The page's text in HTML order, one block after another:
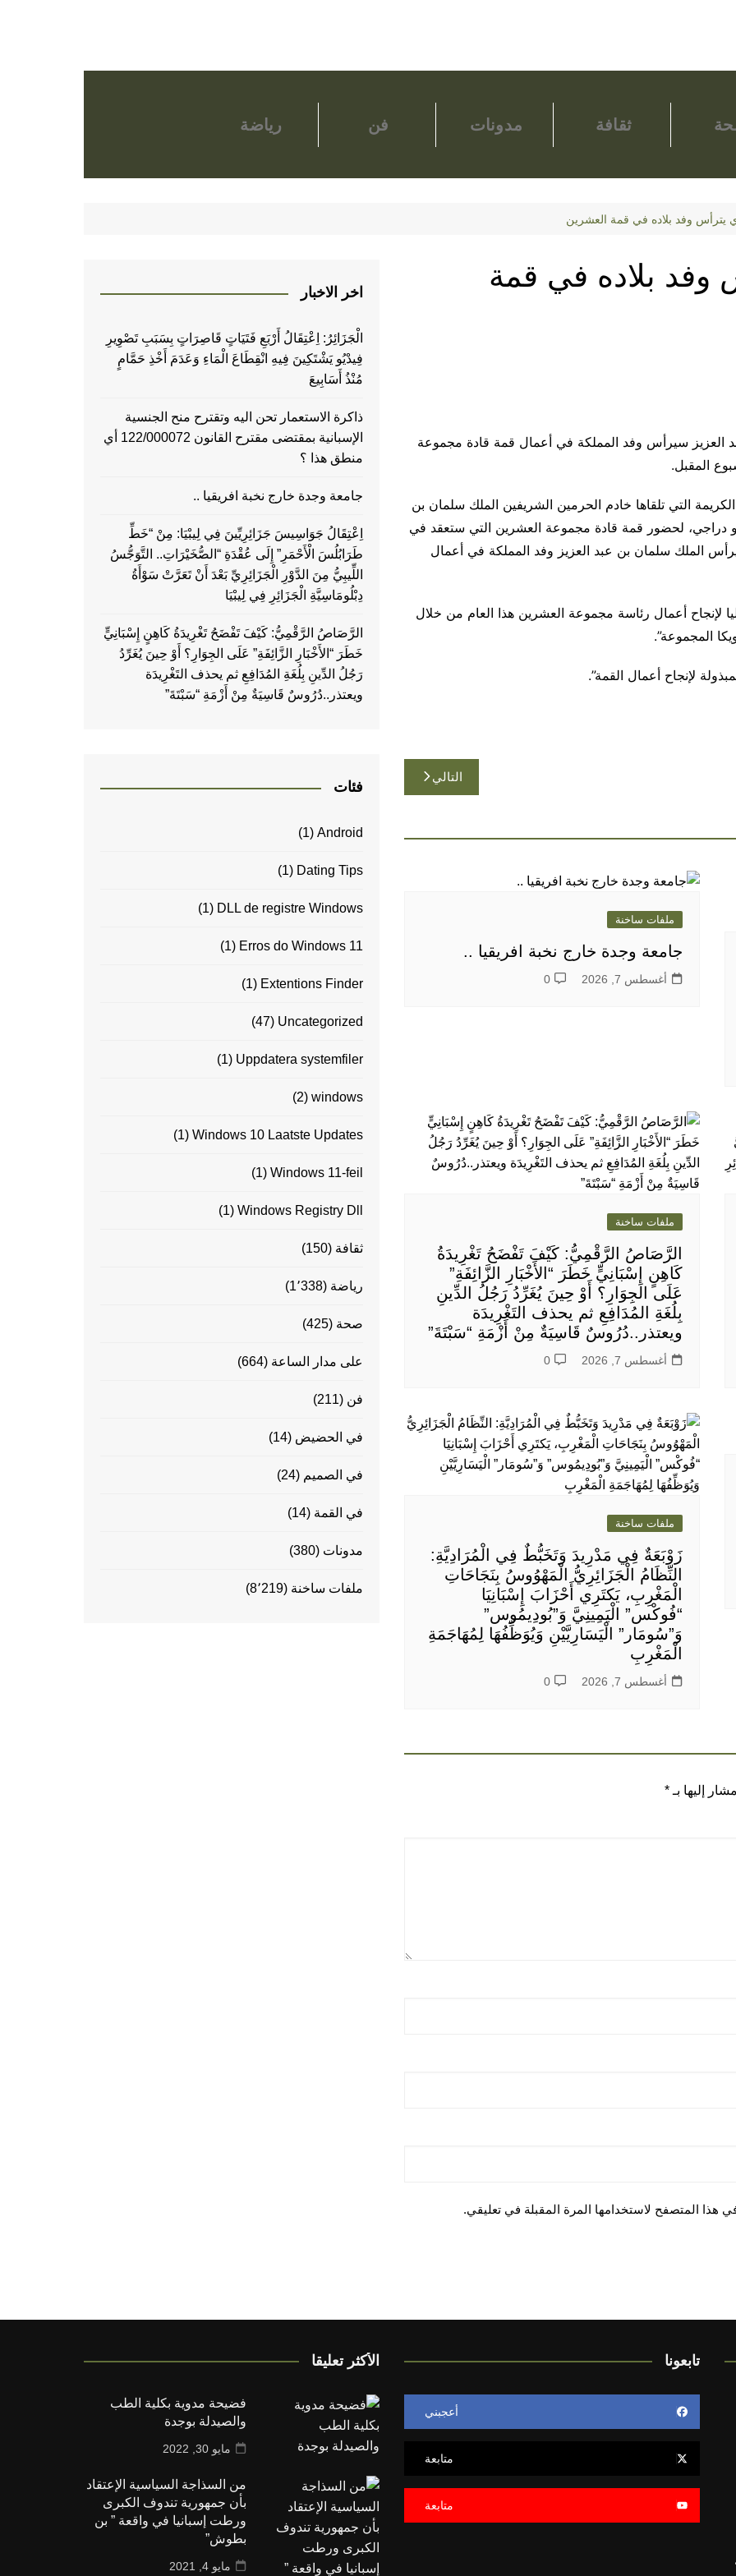
ثقافة مدونات فن رياضة
يترأس وفد بلاده في قمة العشرين
وفد بلاده في قمة
العزيز سيرأس وفد المملكة في أعمال قمة قادة مجموعة
المقبل.
التي تلقاها خادم الحرمين الشريفين الملك سلمان بن
دراجي، لحضور قمة قادة مجموعة العشرين التي ستعقد في
أكتوبر، فقد تقرر أن يرأس الملك سلمان بن عبد العزيز وفد المملكة في أعمال
لإنجاح أعمال رئاسة مجموعة العشرين هذا العام من خلال
المجموعة”.
لإنجاح أعمال القمة”.
التالي
ملفات ساخنة
جامعة وجدة خارج نخبة افريقيا ..
أغسطس 7, 2026 0
ملفات ساخنة
الرَّصَاصُ الرَّقْمِيُّ: كَيْفَ تَفْضَحُ تَغْرِيدَةُ
كَاهِنٍ إِسْبَانِيٍّ خَطَرَ “الأَخْبَارِ الزَّائِفَةِ”
عَلَى الجِوَارِ؟ أَوْ حِينَ يُغَرِّدُ رَجُلُ الدِّينِ
بِلُغَةِ المُدَافِعِ ثم يحذف التَغْرِيدَة
ويعتذر..دُرُوسٌ قَاسِيَةٌ مِنْ أَزْمَةِ “سَبْتَةَ”
أغسطس 7, 2026 0
ملفات ساخنة
زَوْبَعَةٌ فِي مَدْرِيدَ وَتَخَبُّطٌ فِي الْمُرَادِيَّةِ:
النِّظَامُ الْجَزَائِرِيُّ الْمَهْوُوسُ بِنَجَاحَاتِ
الْمَغْرِبِ، يَكتَرِي أَحْزَابَ إِسْبَانِيَا
“فُوكْس” الْيَمِينِيَّ وَ”بُودِيمُوس”
وَ”سُومَار” الْيَسَارِيَّيْنِ وَيُوَظِّفُهَا لِمُهَاجَمَةِ
الْمَغْرِبِ
أغسطس 7, 2026 0
إليها بـ *
هذا المتصفح لاستخدامها المرة المقبلة في تعليقي.
اخر الاخبار
الْجَزَائِرُ: اِعْتِقَالُ أَرْبَعِ فَتَيَاتٍ قَاصِرَاتٍ بِسَبَبِ تَصْوِيرِ
فِيدْيُو يَشْتَكِينَ فِيهِ انْقِطَاعَ الْمَاءِ وَعَدَمَ أَخْذِ حَمَّامٍ
مُنْذُ أَسَابِيعَ
ذاكرة الاستعمار تحن اليه وتقترح منح الجنسية
الإسبانية بمقتضى مقترح القانون 122/000072 أي
منطق هذا ؟
جامعة وجدة خارج نخبة افريقيا ..
اِعْتِقَالُ جَوَاسِيسَ جَزَائِرِيِّينَ فِي لِيبْيَا: مِنْ “خَطِّ
طَرَابُلُسَ الْأَحْمَرِ” إِلَى عُقْدَةِ “الصُّخَيْرَاتِ.. التَّوَجُّسُ
اللِّيبِيُّ مِنَ الدَّوْرِ الْجَزَائِرِيِّ بَعْدَ أَنْ تَعَرَّتْ سَوْأَةُ
دِبْلُومَاسِيَّةِ الْجَزَائِرِ فِي لِيبْيَا
الرَّصَاصُ الرَّقْمِيُّ: كَيْفَ تَفْضَحُ تَغْرِيدَةُ كَاهِنٍ إِسْبَانِيٍّ
خَطَرَ “الأَخْبَارِ الزَّائِفَةِ” عَلَى الجِوَارِ؟ أَوْ حِينَ يُغَرِّدُ
رَجُلُ الدِّينِ بِلُغَةِ المُدَافِعِ ثم يحذف التَغْرِيدَة
ويعتذر..دُرُوسٌ قَاسِيَةٌ مِنْ أَزْمَةِ “سَبْتَةَ”
فئات
Android
(1)
Dating Tips
(1)
DLL de registre Windows
(1)
Erros do Windows 11
(1)
Extentions Finder
(1)
Uncategorized
(47)
Uppdatera systemfiler
(1)
windows
(2)
Windows 10 Laatste Updates
(1)
Windows 11-feil
(1)
Windows Registry Dll
(1)
ثقافة (150)
رياضة (1٬338)
صحة (425)
على مدار الساعة (664)
فن (211)
في الحضيض (14)
في الصميم (24)
في القمة (14)
مدونات (380)
ملفات ساخنة (8٬219)
تابعونا
أعجبني
متابعة
متابعة
الأكثر تعليقا
فضيحة مدوية بكلية الطب
والصيدلة بوجدة
مايو 30, 2022
من السذاجة السياسية الإعتقاد
بأن جمهورية تندوف الكبرى
ورطت إسبانيا في واقعة ” بن
بطوش”
مايو 4, 2021